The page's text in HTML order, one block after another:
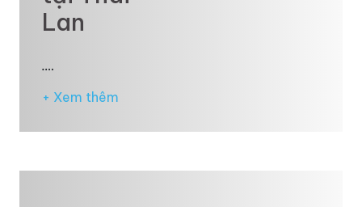
Lan
.…
+ Xem thêm